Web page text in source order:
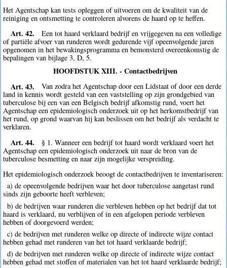
Het Agentschap kan tests opleggen of uitvoeren om de kwaliteit van de
reiniging en ontsmetting te controleren alvorens de haard op te heffen.
Art. 42.
Een tot haard verklaard bedrijf en vrijgegeven na een volledige
of partiële afvoer van runderen wordt gedurende vijf opeenvolgende jaren
opgenomen in het bewakingsprogramma en bemonsterd overeenkomstig de
bepalingen van bijlage 3, D, 5.
HOOFDSTUK XIII. - Contactbedrijven
Art. 43.
Van zodra het Agentschap door een Lidstaat of door een derde
land in kennis wordt gesteld van een vaststelling op zijn grondgebied van
tuberculose bij een van een Belgisch bedrijf afkomstig rund, voert het
Agentschap een epidemiologisch onderzoek uit op het herkomstbedrijf van
het rund, op grond waarvan hij kan beslissen om het bedrijf als verdacht te
verklaren.
Art. 44.
§ 1. Wanneer een bedrijf tot haard wordt verklaard voert het
Agentschap een epidemiologisch onderzoek uit naar de bron van de
tuberculose besmetting en naar zijn mogelijke verspreiding.
Het epidemiologisch onderzoek beoogt de contactbedrijven te inventariseren:
a) de opeenvolgende bedrijven waar het door tuberculose aangetast rund
sinds zijn geboorte heeft verbleven;
b) de bedrijven waar runderen die verbleven hebben op het bedrijf dat tot
haard is verklaard, nu verblijven of in een afgelopen periode verbleven
hebben of doorgevoerd werden;
c) de bedrijven met runderen welke op directe of indirecte wijze contact
hebben gehad met runderen van het tot haard verklaarde bedrijf;
d) de bedrijven met runderen welke op directe of indirecte wijze contact
hebben gehad met stoffen of materialen van het tot haard verklaarde bedrijf;